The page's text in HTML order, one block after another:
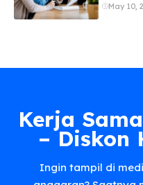
May 10,
Kerja
– Diskon
Ingin tampil di